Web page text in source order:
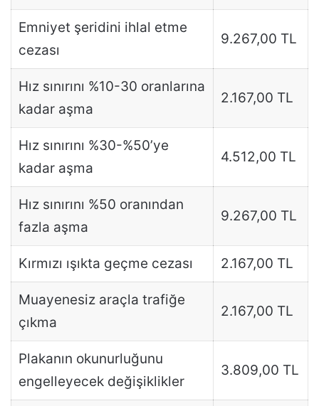
Emniyet şeridini ihlal etme
cezası
9.267,00 TL
Hız sınırını %10-30 oranlarına
kadar aşma
2.167,00 TL
Hız sınırını %30-%50’ye
kadar aşma
4.512,00 TL
Hız sınırını %50 oranından
fazla aşma
9.267,00 TL
Kırmızı ışıkta geçme cezası 2.167,00 TL
Muayenesiz araçla trafiğe
çıkma
2.167,00 TL
Plakanın okunurluğunu
engelleyecek değişiklikler
3.809,00 TL